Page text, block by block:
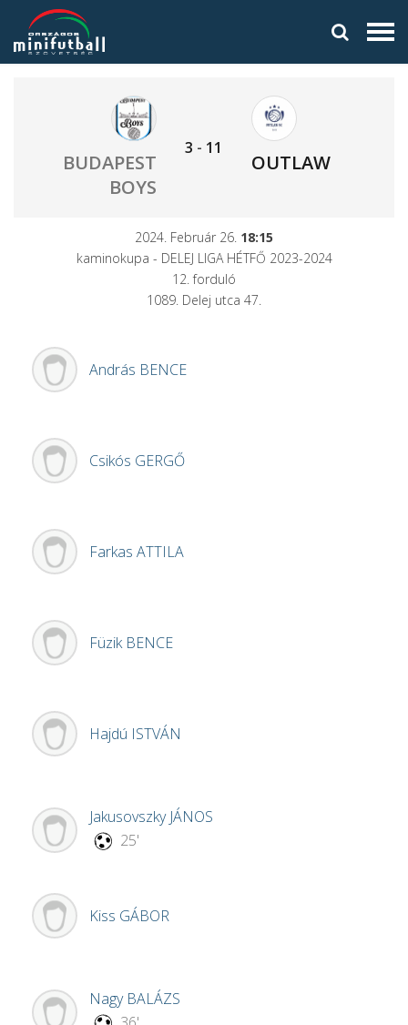
BUDAPEST
BOYS
3 - 11
OUTLAW
2024. Február 26. 18:15
kaminokupa - DELEJ LIGA HÉTFŐ 2023-2024
12. forduló
1089. Delej utca 47.
András BENCE
Csikós GERGŐ
Farkas ATTILA
Füzik BENCE
Hajdú ISTVÁN
Jakusovszky JÁNOS
25'
Kiss GÁBOR
Nagy BALÁZS